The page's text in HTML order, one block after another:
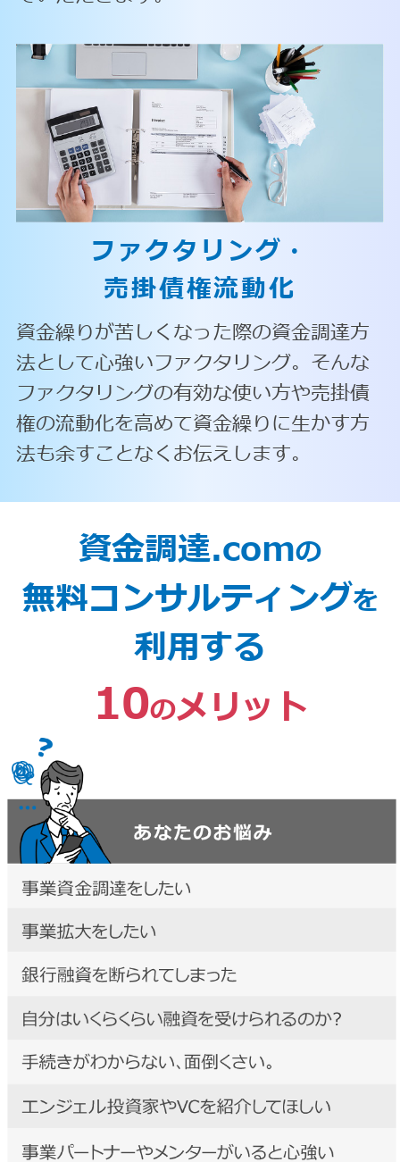
ファクタリング・
売掛債権流動化
資金繰りが苦しくなった際の資金調達方
法として心強いファクタリング。そんな
ファクタリングの有効な使い方や売掛債
権の流動化を高めて資金繰りに生かす方
法も余すことなくお伝えします。
資金調達.comの
無料コンサルティングを
利用する
10のメリット